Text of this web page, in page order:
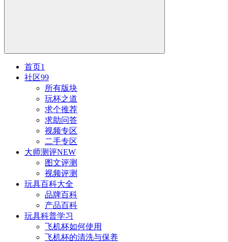
首页1
社区99
所有版块
玩杯之道
求个推荐
求助问答
视频专区
二手专区
大师测评NEW
图文评测
视频评测
玩具百科大全
品牌百科
产品百科
玩具科普学习
飞机杯如何使用
飞机杯的清洗与保养